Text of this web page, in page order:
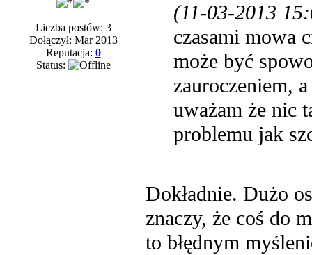
Liczba postów: 3
Dołączył: Mar 2013
Reputacja: 0
Status:
(11-03-2013
czasami mowa
może być
zauroczeniem,
uważam że nic
problemu jak
Dokładnie. Dużo
znaczy, że coś do
to błędnym